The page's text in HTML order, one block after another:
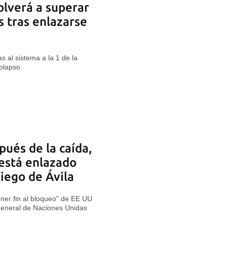
a superar
tras enlazarse
al sistema a la 1 de la
de la caída,
enlazado
de Ávila
fin al bloqueo" de EE UU
de Naciones Unidas